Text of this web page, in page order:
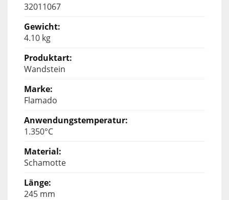
32011067
4.10 kg
Wandstein
Flamado
1.350°C
Schamotte
245 mm